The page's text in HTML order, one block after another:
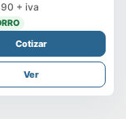
+ iva
Cotizar
Ver